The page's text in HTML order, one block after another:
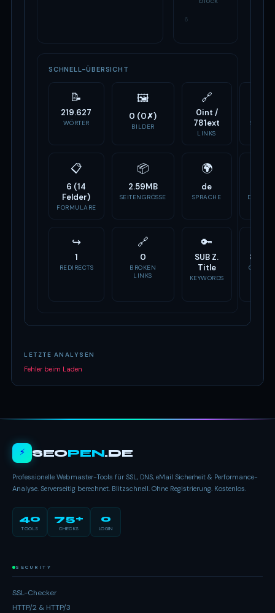
6
SCHNELL-ÜBERSICHT
📝
219.627
WÖRTER
🖼
0 (0✗)
BILDER
🔗
0int /
781ext
LINKS
SCRIPTS
📋
6 (14
Felder)
FORMULARE
📦
2.59MB
SEITENGRÖSSE
🌍
de
SPRACHE
↪
1
REDIRECTS
🔗
0
BROKEN
LINKS
🔑
SUB Z.
Title
KEYWORDS
8 Tags
OG
LETZTE ANALYSEN
Fehler beim Laden
⚡ SEOPEN.DE
Professionelle Webmaster-Tools für SSL, DNS, eMail Sicherheit & Performance-
Analyse. Serverseitig berechnet. Blitzschnell. Ohne Registrierung. Kostenlos.
40
TOOLS
75+
CHECKS
0
LOGIN
SECURITY
SSL-Checker
HTTP/2 & HTTP/3